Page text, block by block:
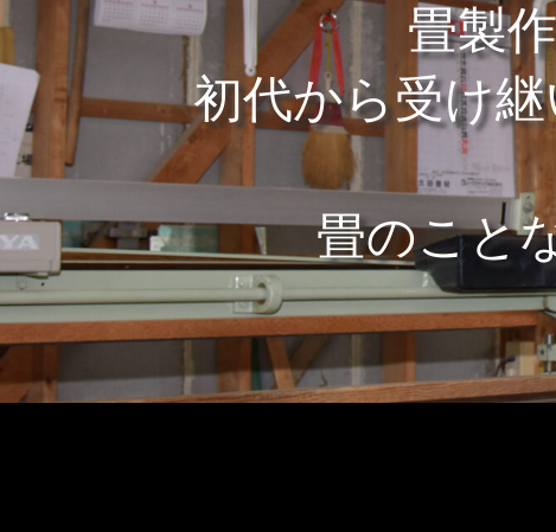
畳製
初代から受け
畳のこと